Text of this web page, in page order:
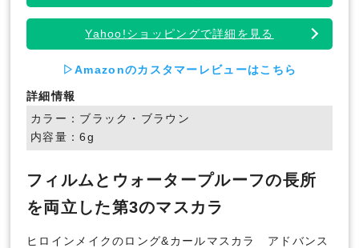
Yahoo!ショッピングで詳細を見る
▷Amazonのカスタマーレビューはこちら
詳細情報
カラー：ブラック・ブラウン
内容量：6g
フィルムとウォータープルーフの長所
を両立した第3のマスカラ
ヒロインメイクのロング&カールマスカラ アドバンス